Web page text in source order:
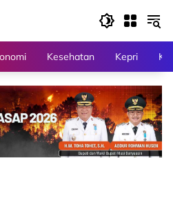
Kesehatan Kepri